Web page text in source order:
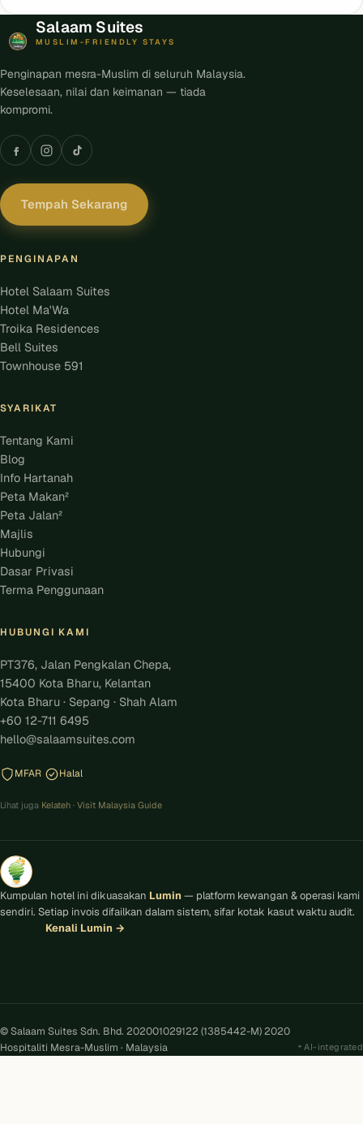
Salaam Suites
MUSLIM-FRIENDLY STAYS
Penginapan mesra-Muslim di seluruh Malaysia.
Keselesaan, nilai dan keimanan — tiada
kompromi.
Tempah Sekarang
PENGINAPAN
Hotel Salaam Suites
Hotel Ma'Wa
Troika Residences
Bell Suites
Townhouse 591
SYARIKAT
Tentang Kami
Blog
Info Hartanah
Peta Makan²
Peta Jalan²
Majlis
Hubungi
Dasar Privasi
Terma Penggunaan
HUBUNGI KAMI
PT376, Jalan Pengkalan Chepa,
15400 Kota Bharu, Kelantan
Kota Bharu · Sepang · Shah Alam
+60 12-711 6495
hello@salaamsuites.com
MFAR Halal
Lihat juga Kelateh · Visit Malaysia Guide
Kumpulan hotel ini dikuasakan Lumin — platform kewangan & operasi kami
sendiri. Setiap invois difailkan dalam sistem, sifar kotak kasut waktu audit.
Kenali Lumin →
© Salaam Suites Sdn. Bhd. 202001029122 (1385442-M) 2020
Hospitaliti Mesra-Muslim · Malaysia
AI-integrated